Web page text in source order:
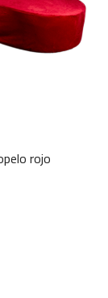
rojo